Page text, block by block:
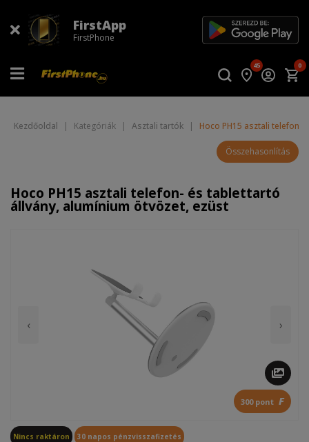
FirstApp
FirstPhone
45 0
Kezdőoldal | Kategóriák | Asztali tartók | Hoco PH15 asztali telefon-
Összehasonlítás
Hoco PH15 asztali telefon- és tablettartó
állvány, alumínium ötvözet, ezüst
‹ ›
300 pont F
Nincs raktáron 30 napos pénzvisszafizetés